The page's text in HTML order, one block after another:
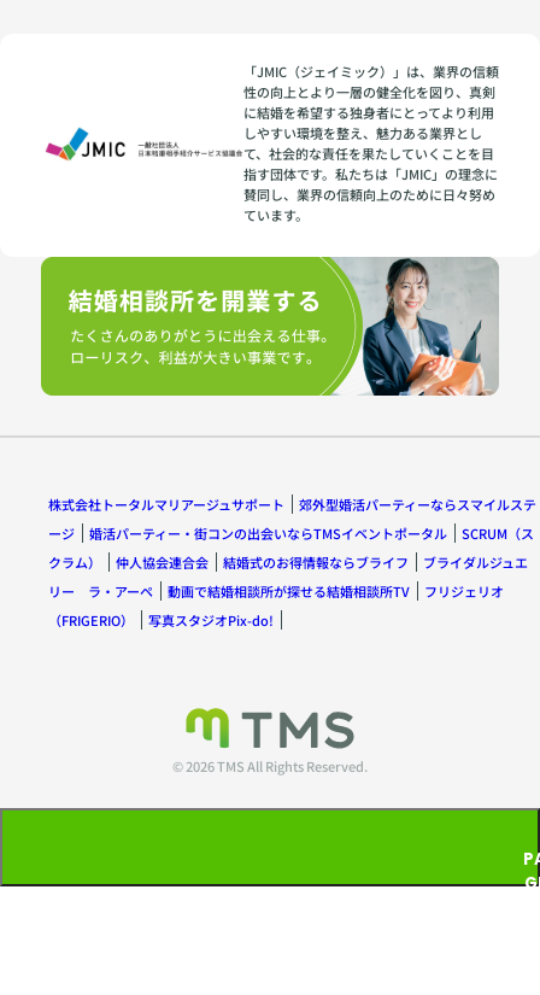
「JMIC（ジェイミック）」は、業界の信頼
性の向上とより一層の健全化を図り、真剣
に結婚を希望する独身者にとってより利用
しやすい環境を整え、魅力ある業界とし
て、社会的な責任を果たしていくことを目
指す団体です。私たちは「JMIC」の理念に
賛同し、業界の信頼向上のために日々努め
ています。
株式会社トータルマリアージュサポート
郊外型婚活パーティーならスマイルステ
ージ
婚活パーティー・街コンの出会いならTMSイベントポータル
SCRUM（ス
クラム）
仲人協会連合会 結婚式のお得情報ならブライフ
ブライダルジュエ
リー ラ・アーペ
動画で結婚相談所が探せる結婚相談所TV
フリジェリオ
（FRIGERIO）
写真スタジオPix-do!
© 2026 TMS All Rights Reserved.